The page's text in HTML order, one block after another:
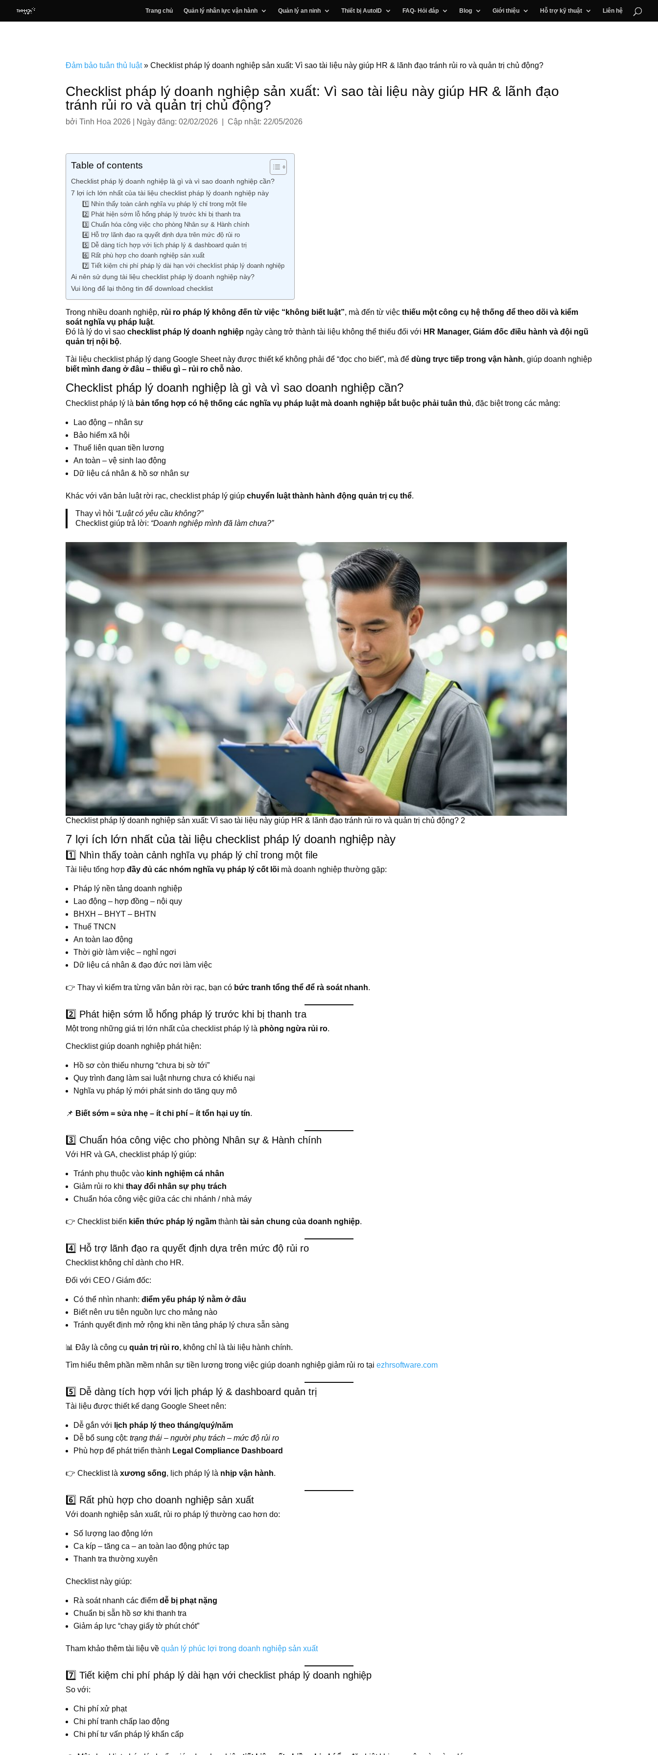
Trang chủ Quản lý nhân lực vận hành Quản lý an ninh Thiết bị AutoID FAQ- Hỏi đáp Blog Giới thiệu Hỗ trợ kỹ thuật Liên hệ
Đảm bảo tuân thủ luật»Checklist pháp lý doanh nghiệp sản xuất: Vì sao tài liệu này giúp HR & lãnh đạo tránh rủi ro và quản trị chủ động?
Checklist pháp lý doanh nghiệp sản xuất: Vì sao tài liệu này giúp HR & lãnh đạo
tránh rủi ro và quản trị chủ động?
bởiTinh Hoa 2026 Ngày đăng: 02/02/2026 | Cập nhật: 22/05/2026
Table of contents
Checklist pháp lý doanh nghiệp là gì và vì sao doanh nghiệp cần?
7 lợi ích lớn nhất của tài liệu checklist pháp lý doanh nghiệp này
1️⃣ Nhìn thấy toàn cảnh nghĩa vụ pháp lý chỉ trong một file
2️⃣ Phát hiện sớm lỗ hổng pháp lý trước khi bị thanh tra
3️⃣ Chuẩn hóa công việc cho phòng Nhân sự & Hành chính
4️⃣ Hỗ trợ lãnh đạo ra quyết định dựa trên mức độ rủi ro
5️⃣ Dễ dàng tích hợp với lịch pháp lý & dashboard quản trị
6️⃣ Rất phù hợp cho doanh nghiệp sản xuất
7️⃣ Tiết kiệm chi phí pháp lý dài hạn với checklist pháp lý doanh nghiệp
Ai nên sử dụng tài liệu checklist pháp lý doanh nghiệp này?
Vui lòng để lại thông tin để download checklist
Trong nhiều doanh nghiệp, rủi ro pháp lý không đến từ việc “không biết luật”, mà đến từ việcthiếu một công cụ hệ thống để theo dõi và kiểm
soát nghĩa vụ pháp luật.
Đó là lý do vì saochecklist pháp lý doanh nghiệp ngày càng trở thành tài liệu không thể thiếu đối với HR Manager, Giám đốc điều hành và đội ngũ
quản trị nội bộ.
Tài liệu checklist pháp lý dạng Google Sheet này được thiết kế không phải để “đọc cho biết”, mà đểdùng trực tiếp trong vận hành, giúp doanh nghiệp
biết mình đang ở đâu – thiếu gì – rủi ro chỗ nào.
Checklist pháp lý doanh nghiệp là gì và vì sao doanh nghiệp cần?
Checklist pháp lý là bản tổng hợp có hệ thống các nghĩa vụ pháp luật mà doanh nghiệp bắt buộc phải tuân thủ, đặc biệt trong các mảng:
Lao động – nhân sự
Bảo hiểm xã hội
Thuế liên quan tiền lương
An toàn – vệ sinh lao động
Dữ liệu cá nhân & hồ sơ nhân sự
Khác với văn bản luật rời rạc, checklist pháp lý giúpchuyển luật thành hành động quản trị cụ thể.
Thay vì hỏi “Luật có yêu cầu không?”
Checklist giúp trả lời: “Doanh nghiệp mình đã làm chưa?”
Checklist pháp lý doanh nghiệp sản xuất: Vì sao tài liệu này giúp HR & lãnh đạo tránh rủi ro và quản trị chủ động? 2
7 lợi ích lớn nhất của tài liệu checklist pháp lý doanh nghiệp này
1️⃣ Nhìn thấy toàn cảnh nghĩa vụ pháp lý chỉ trong một file
Tài liệu tổng hợpđầy đủ các nhóm nghĩa vụ pháp lý cốt lõi mà doanh nghiệp thường gặp:
Pháp lý nền tảng doanh nghiệp
Lao động – hợp đồng – nội quy
BHXH – BHYT – BHTN
Thuế TNCN
An toàn lao động
Thời giờ làm việc – nghỉ ngơi
Dữ liệu cá nhân & đạo đức nơi làm việc
👉 Thay vì kiểm tra từng văn bản rời rạc, bạn có bức tranh tổng thể để rà soát nhanh.
2️⃣ Phát hiện sớm lỗ hổng pháp lý trước khi bị thanh tra
Một trong những giá trị lớn nhất của checklist pháp lý là phòng ngừa rủi ro.
Checklist giúp doanh nghiệp phát hiện:
Hồ sơ còn thiếu nhưng “chưa bị sờ tới”
Quy trình đang làm sai luật nhưng chưa có khiếu nại
Nghĩa vụ pháp lý mới phát sinh do tăng quy mô
📌 Biết sớm = sửa nhẹ – ít chi phí – ít tổn hại uy tín.
3️⃣ Chuẩn hóa công việc cho phòng Nhân sự & Hành chính
Với HR và GA, checklist pháp lý giúp:
Tránh phụ thuộc vào kinh nghiệm cá nhân
Giảm rủi ro khithay đổi nhân sự phụ trách
Chuẩn hóa công việc giữa các chi nhánh / nhà máy
👉 Checklist biến kiến thức pháp lý ngầm thànhtài sản chung của doanh nghiệp.
4️⃣ Hỗ trợ lãnh đạo ra quyết định dựa trên mức độ rủi ro
Checklist không chỉ dành cho HR.
Đối với CEO / Giám đốc:
Có thể nhìn nhanh:điểm yếu pháp lý nằm ở đâu
Biết nên ưu tiên nguồn lực cho mảng nào
Tránh quyết định mở rộng khi nền tảng pháp lý chưa sẵn sàng
📊 Đây là công cụquản trị rủi ro, không chỉ là tài liệu hành chính.
Tìm hiểu thêm phần mềm nhân sự tiền lương trong việc giúp doanh nghiệp giảm rủi ro tạiezhrsoftware.com
5️⃣ Dễ dàng tích hợp với lịch pháp lý & dashboard quản trị
Tài liệu được thiết kế dạng Google Sheet nên:
Dễ gắn với lịch pháp lý theo tháng/quý/năm
Dễ bổ sung cột:trạng thái – người phụ trách – mức độ rủi ro
Phù hợp để phát triển thành Legal Compliance Dashboard
👉 Checklist làxương sống, lịch pháp lý là nhịp vận hành.
6️⃣ Rất phù hợp cho doanh nghiệp sản xuất
Với doanh nghiệp sản xuất, rủi ro pháp lý thường cao hơn do:
Số lượng lao động lớn
Ca kíp – tăng ca – an toàn lao động phức tạp
Thanh tra thường xuyên
Checklist này giúp:
Rà soát nhanh các điểmdễ bị phạt nặng
Chuẩn bị sẵn hồ sơ khi thanh tra
Giảm áp lực “chạy giấy tờ phút chót”
Tham khảo thêm tài liệu vềquản lý phúc lợi trong doanh nghiệp sản xuất
7️⃣ Tiết kiệm chi phí pháp lý dài hạn với checklist pháp lý doanh nghiệp
So với:
Chi phí xử phạt
Chi phí tranh chấp lao động
Chi phí tư vấn pháp lý khẩn cấp